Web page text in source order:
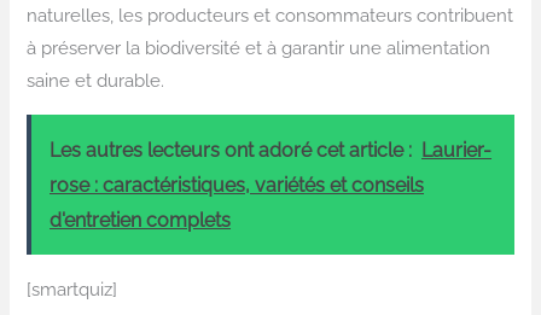
naturelles, les producteurs et consommateurs contribuent
à préserver la biodiversité et à garantir une alimentation
saine et durable.
Les autres lecteurs ont adoré cet article : Laurier-
rose : caractéristiques, variétés et conseils
d'entretien complets
[smartquiz]